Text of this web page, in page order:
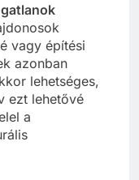
vagy építési
azonban
lehetséges,
ezt lehetővé
a